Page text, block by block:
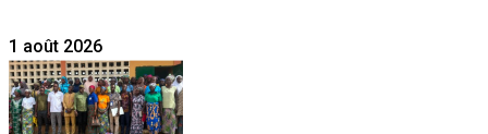
1 août 2026